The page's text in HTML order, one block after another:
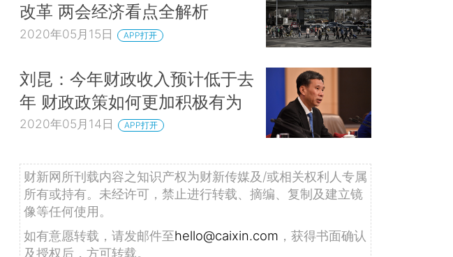
改革 两会经济看点全解析
2020年05月15日 APP打开
刘昆：今年财政收入预计低于去
年 财政政策如何更加积极有为
2020年05月14日 APP打开
财新网所刊载内容之知识产权为财新传媒及/或相关权利人专属
所有或持有。未经许可，禁止进行转载、摘编、复制及建立镜
像等任何使用。
如有意愿转载，请发邮件至hello@caixin.com ，获得书面确认
及授权后，方可转载。